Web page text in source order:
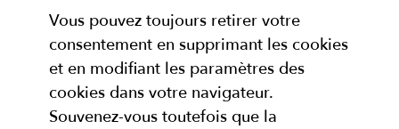
Vous pouvez toujours retirer votre
consentement en supprimant les cookies
et en modifiant les paramètres des
cookies dans votre navigateur.
Souvenez-vous toutefois que la